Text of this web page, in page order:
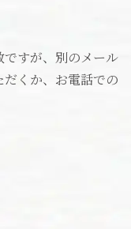
ですが、別のメール
くか、お電話での